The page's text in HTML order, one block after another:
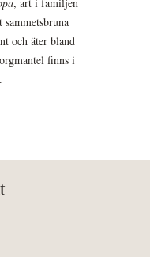
och äter bland
finns i